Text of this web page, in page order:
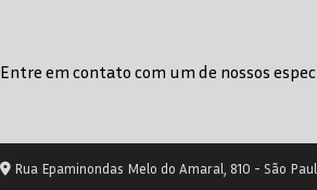
Entre em contato com um de nossos
Rua Epaminondas Melo do Amaral, 810 - São